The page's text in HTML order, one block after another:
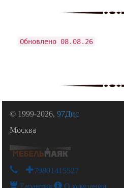
Обновлено 08.08.26
© 1999-2026,97Дис
Москва
+79801415527
Гарантия О компании